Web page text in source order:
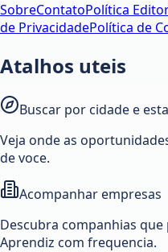
SobreContatoPolítica
de PrivacidadePolítica de
Atalhos uteis
Buscar por cidade e
Veja onde as
de voce.
Acompanhar empresas
Descubra companhias que
Aprendiz com frequencia.